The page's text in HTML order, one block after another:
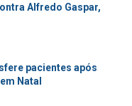
Alfredo Gaspar,
pacientes após
Natal